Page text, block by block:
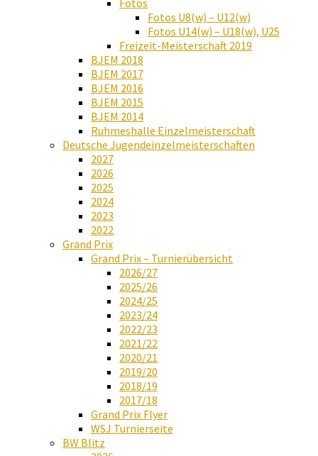
Fotos
Fotos U8(w) – U12(w)
Fotos U14(w) – U18(w), U25
Freizeit-Meisterschaft 2019
BJEM 2018
BJEM 2017
BJEM 2016
BJEM 2015
BJEM 2014
Ruhmeshalle Einzelmeisterschaft
Deutsche Jugendeinzelmeisterschaften
2027
2026
2025
2024
2023
2022
Grand Prix
Grand Prix – Turnierübersicht
2026/27
2025/26
2024/25
2023/24
2022/23
2021/22
2020/21
2019/20
2018/19
2017/18
Grand Prix Flyer
WSJ Turnierseite
BW Blitz